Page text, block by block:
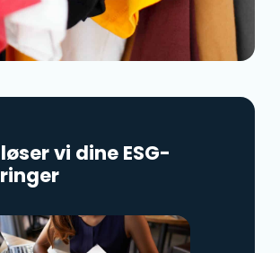
vi dine ESG-